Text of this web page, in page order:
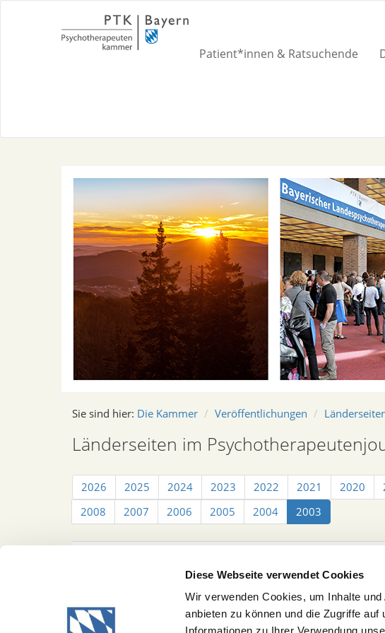
Diese Webseite verwendet Cookies
Wir verwenden Cookies, um Inhalte
anbieten zu können und die Zugriffe
Patient*innen & Ratsuchende
Sie sind hier: Die Kammer Veröffentlichungen
Länderseiten im
2026 2025 2024 2023 2022 2021 2020
2008
2007 2006 2005 2004 2003
Länderseiten Bayern 2003
[mehr...]